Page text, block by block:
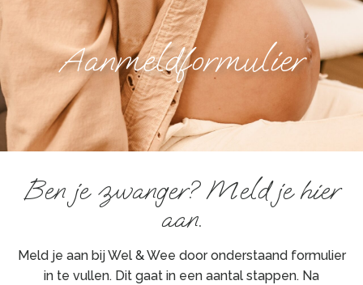
Aanmeldformulier
Ben je zwanger? Meld je hier
aan.
Meld je aan bij Wel & Wee door onderstaand formulier
in te vullen. Dit gaat in een aantal stappen. Na